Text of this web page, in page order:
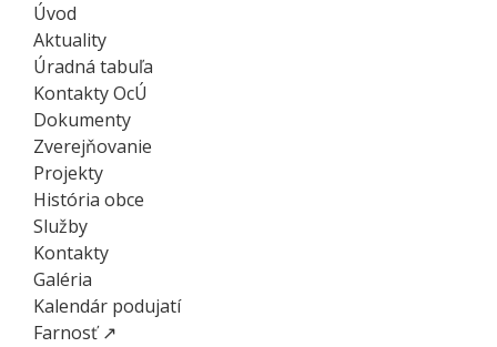
Úvod
Aktuality
Úradná tabuľa
Kontakty OcÚ
Dokumenty
Zverejňovanie
Projekty
História obce
Služby
Kontakty
Galéria
Kalendár podujatí
Farnosť ↗